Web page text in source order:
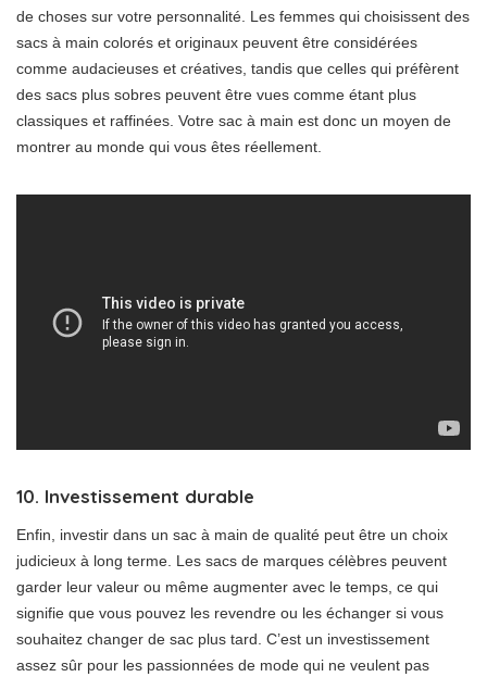
de choses sur votre personnalité. Les femmes qui choisissent des
sacs à main colorés et originaux peuvent être considérées
comme audacieuses et créatives, tandis que celles qui préfèrent
des sacs plus sobres peuvent être vues comme étant plus
classiques et raffinées. Votre sac à main est donc un moyen de
montrer au monde qui vous êtes réellement.
10. Investissement durable
Enfin, investir dans un sac à main de qualité peut être un choix
judicieux à long terme. Les sacs de marques célèbres peuvent
garder leur valeur ou même augmenter avec le temps, ce qui
signifie que vous pouvez les revendre ou les échanger si vous
souhaitez changer de sac plus tard. C’est un investissement
assez sûr pour les passionnées de mode qui ne veulent pas